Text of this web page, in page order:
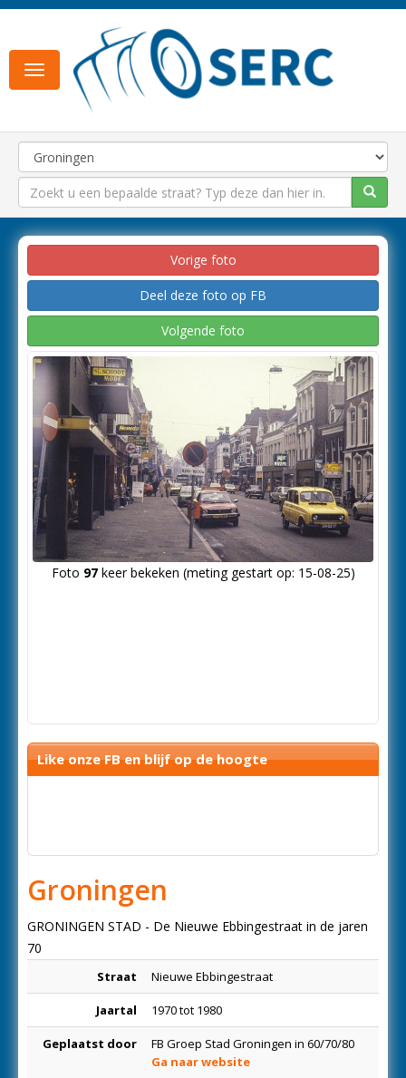
Toggle
navigation
Vorige foto
Deel deze foto op FB
Volgende foto
Foto 97keer bekeken (meting gestart op: 15-08-25)
Like onze FB en blijf op de hoogte
Groningen
GRONINGEN STAD - De Nieuwe Ebbingestraat in de jaren
70
Straat Nieuwe Ebbingestraat
Jaartal 1970 tot 1980
Geplaatst door
FB Groep Stad Groningen in 60/70/80
Ga naar website